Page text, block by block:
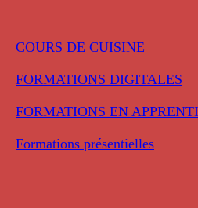
COURS DE CUISINE
FORMATIONS DIGITALES
FORMATIONS EN
Formations présentielles